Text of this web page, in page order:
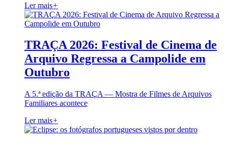
Ler mais+
TRAÇA 2026: Festival de Cinema de
Arquivo Regressa a Campolide em
Outubro
A 5.ª edição da TRAÇA — Mostra de Filmes de Arquivos
Familiares acontece
Ler mais+